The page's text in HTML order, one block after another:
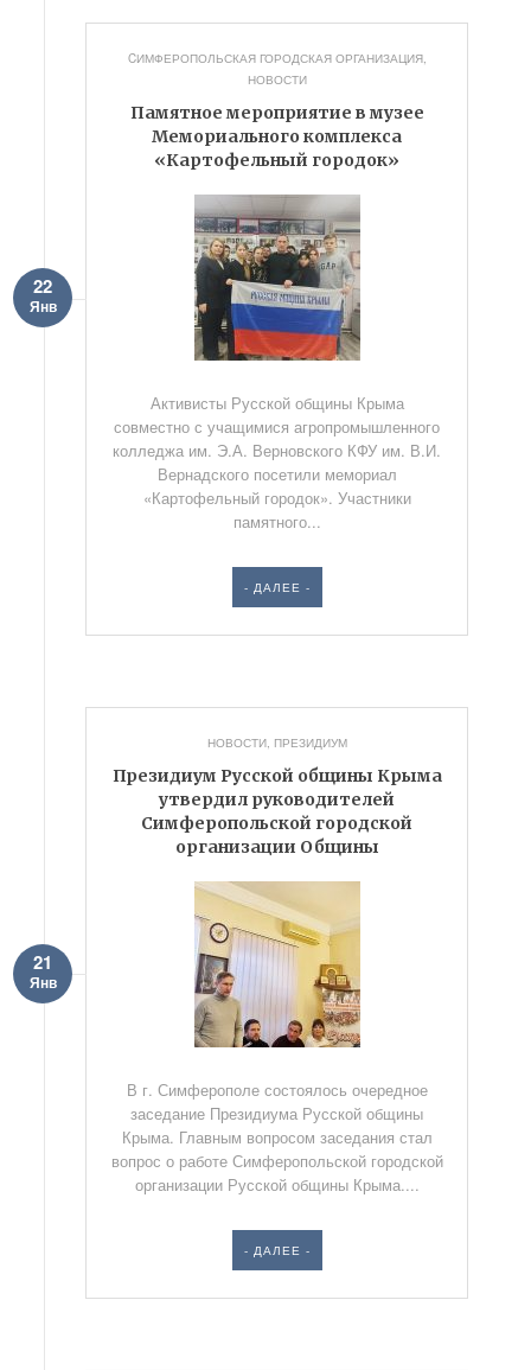
CИМФЕРОПОЛЬСКАЯ ГОРОДСКАЯ ОРГАНИЗАЦИЯ,
НОВОСТИ
Памятное мероприятие в музее
Мемориального комплекса
«Картофельный городок»
22
Янв
Активисты Русской общины Крыма
совместно с учащимися агропромышленного
колледжа им. Э.А. Верновского КФУ им. В.И.
Вернадского посетили мемориал
«Картофельный городок». Участники
памятного...
- ДАЛЕЕ -
НОВОСТИ, ПРЕЗИДИУМ
Президиум Русской общины Крыма
утвердил руководителей
Симферопольской городской
организации Общины
21
Янв
В г. Симферополе состоялось очередное
заседание Президиума Русской общины
Крыма. Главным вопросом заседания стал
вопрос о работе Симферопольской городской
организации Русской общины Крыма....
- ДАЛЕЕ -